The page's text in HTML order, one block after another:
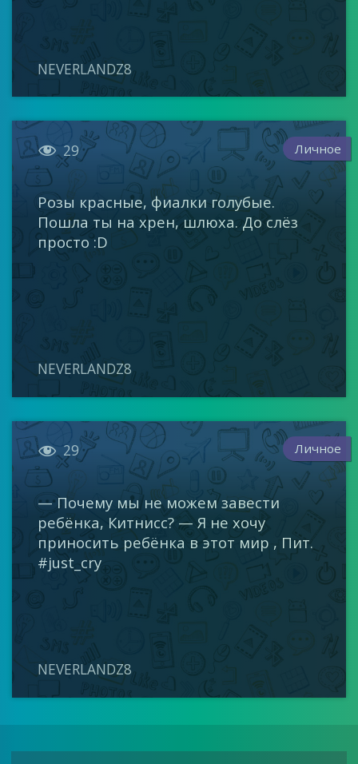
NEVERLANDZ8
 29 Личное
Розы красные, фиалки голубые.
Пошла ты на хрен, шлюха. До слёз
просто :D
NEVERLANDZ8
 29 Личное
— Почему мы не можем завести
ребёнка, Китнисс? — Я не хочу
приносить ребёнка в этот мир , Пит.
#just_cry
NEVERLANDZ8